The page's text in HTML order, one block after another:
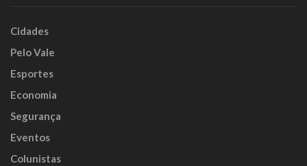
Cidades
Pelo Vale
Esportes
Economia
Segurança
Eventos
Colunistas